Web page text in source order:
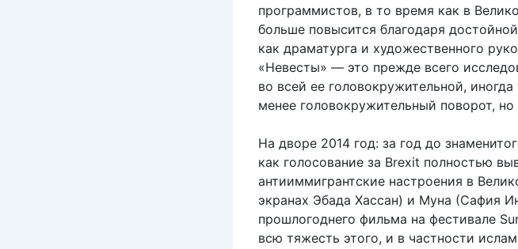
программистов, в то время как в
больше повысится благодаря
как драматурга и художественного
«Невесты» — это прежде всего
во всей ее головокружительной,
менее головокружительный поворот,
На дворе 2014 год: за год до
как голосование за Brexit полностью
антииммигрантские настроения в
экранах Эбада Хассан) и Муна (Сафия
прошлогоднего фильма на фестивале
всю тяжесть этого, и в частности